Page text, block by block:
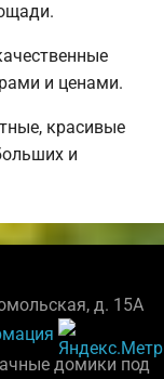
и ценами.
красивые
и
д. 15А
домики под